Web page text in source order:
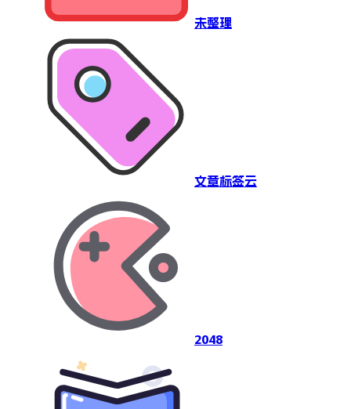
未整理
文章标签云
2048